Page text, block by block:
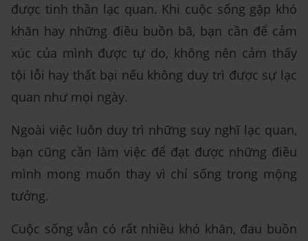
được tinh thần lạc quan. Khi cuộc sống gặp khó
khăn hay những điều buồn bã, bạn cần để cảm
xúc của mình được tự do, không nên cảm thấy
tội lỗi hay thất bại nếu không duy trì được sự lạc
quan như mọi ngày.
Ngoài việc luôn duy trì những suy nghĩ lạc quan,
bạn cũng cần làm việc để đạt được những điều
mình mong muốn thay vì chỉ sống trong mộng
tưởng.
Cuộc sống vẫn có rất nhiều khó khăn, đau buồn